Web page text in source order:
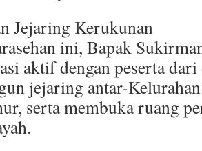
Jejaring Kerukunan
ini, Bapak
aktif dengan peserta dari
jejaring antar-
serta membuka ruang